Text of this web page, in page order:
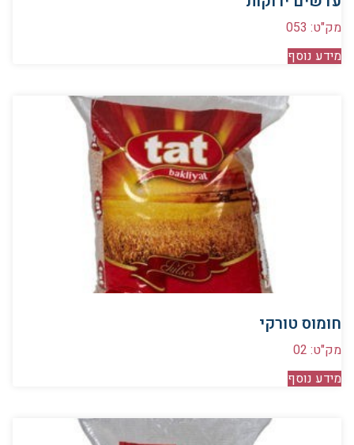
מק"ט: 053
מידע נוסף
חומוס טורקי
מק"ט: 02
מידע נוסף